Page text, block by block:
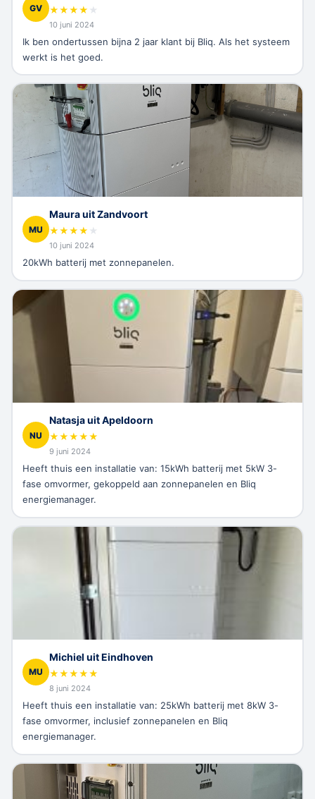
GV ★★★★ ★
10 juni 2024
Ik ben ondertussen bijna 2 jaar klant bij Bliq. Als het systeem
werkt is het goed.
MU
Maura uit Zandvoort
★★★★ ★
10 juni 2024
20kWh batterij met zonnepanelen.
NU
Natasja uit Apeldoorn
★★★★★
9 juni 2024
Heeft thuis een installatie van: 15kWh batterij met 5kW 3-
fase omvormer, gekoppeld aan zonnepanelen en Bliq
energiemanager.
MU
Michiel uit Eindhoven
★★★★★
8 juni 2024
Heeft thuis een installatie van: 25kWh batterij met 8kW 3-
fase omvormer, inclusief zonnepanelen en Bliq
energiemanager.